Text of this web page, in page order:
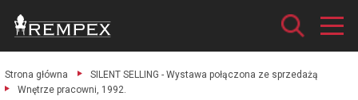
Strona główna
SILENT SELLING - Wystawa połączona ze sprzedażą
Wnętrze pracowni, 1992.